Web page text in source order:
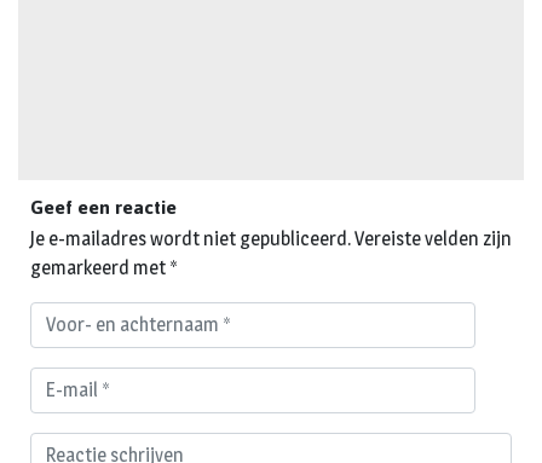
Geef een reactie
Je e-mailadres wordt niet gepubliceerd.Vereiste velden zijn
gemarkeerd met *